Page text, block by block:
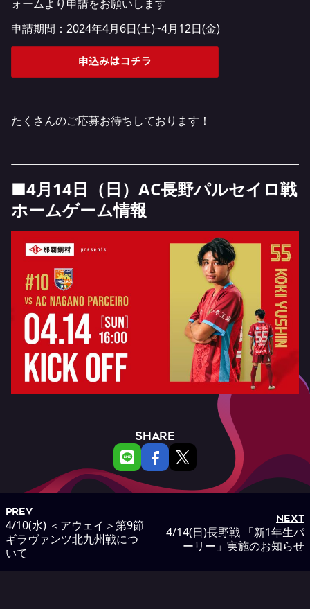
ォームより申請をお願いします
申請期間：2024年4月6日(土)~4月12日(金)
たくさんのご応募お待ちしております！
■4月14日（日）AC長野パルセイロ戦
ホームゲーム情報
SHARE
PREV
4/10(水) ＜アウェイ＞第9節
ギラヴァンツ北九州戦につ
いて
NEXT
4/14(日)長野戦 「新1年生パ
ーリー」実施のお知らせ